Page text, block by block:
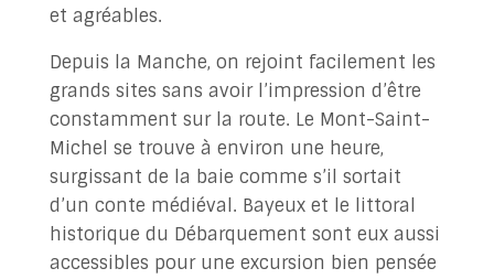
et agréables.
Depuis la Manche, on rejoint facilement les
grands sites sans avoir l’impression d’être
constamment sur la route. Le Mont-Saint-
Michel se trouve à environ une heure,
surgissant de la baie comme s’il sortait
d’un conte médiéval. Bayeux et le littoral
historique du Débarquement sont eux aussi
accessibles pour une excursion bien pensée